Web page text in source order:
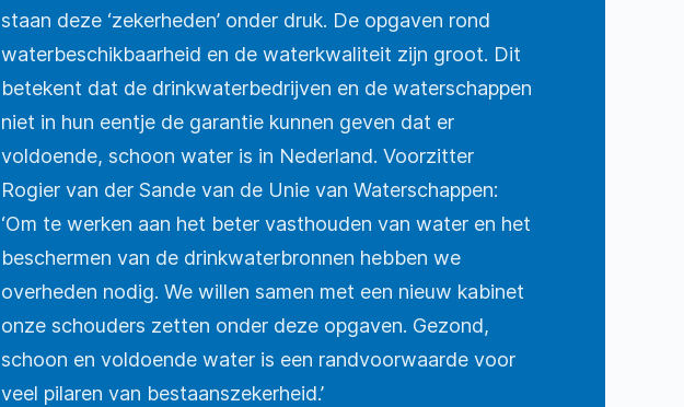
staan deze ‘zekerheden’ onder druk. De opgaven rond
waterbeschikbaarheid en de waterkwaliteit zijn groot. Dit
betekent dat de drinkwaterbedrijven en de waterschappen
niet in hun eentje de garantie kunnen geven dat er
voldoende, schoon water is in Nederland. Voorzitter
Rogier van der Sande van de Unie van Waterschappen:
‘Om te werken aan het beter vasthouden van water en het
beschermen van de drinkwaterbronnen hebben we
overheden nodig. We willen samen met een nieuw kabinet
onze schouders zetten onder deze opgaven. Gezond,
schoon en voldoende water is een randvoorwaarde voor
veel pilaren van bestaanszekerheid.’